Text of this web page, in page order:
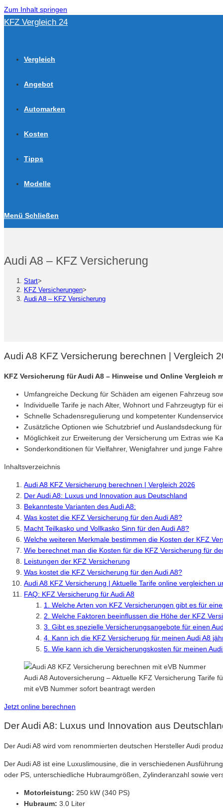
Zum Inhalt springen
KFZ Vergleich 24
Vergleich
Angebot
Automarken
Kosten
Tipps
Modelle
Menü Schließen
Audi A8 – KFZ Versicherung
Start>
KFZ Versicherungen>
Audi A8 – KFZ Versicherung
Audi A8 KFZ Versicherung berechnen | Vergleich
KFZ Versicherung für Audi A8 – Hinweise und Online Vergleich
Umfangreiche Deckung für Schäden am eigenen Fahrzeug
Individuelle Tarife je nach Alter, Wohnort und Fahrzeugtyp für
Schnelle Schadensregulierung und kompetenter
Zusätzliche Optionen wie Schutzbrief und Auslandsdeckung
Möglichkeit zur Erweiterung der Versicherung um Extras wie
Sonderkonditionen für Vielfahrer, Wenigfahrer und junge
Inhaltsverzeichnis
Audi A8 KFZ Versicherung berechnen | Vergleich 2026
Der Audi A8: Luxus und Innovation aus Deutschland
Bekannteste Varianten des Audi A8:
Was kostet die KFZ Versicherung für den Audi A8?
Macht Teilkasko und Vollkasko Sinn für den Audi A8?
Welche weiteren Merkmale bestimmen die Kosten der KFZ
Wie berechnet man die Kosten für die KFZ Versicherung für
Leistungen der KFZ Versicherung
Was kostet die KFZ Versicherung für den Audi A8?
Audi A8 KFZ Versicherung | Aktuelle Tarife online vergleichen
FAQ: KFZ Versicherung für Audi A8
1. Welche Arten von KFZ Versicherungen gibt es für
2. Welche Faktoren beeinflussen die Höhe der KFZ
3. Gibt es spezielle Versicherungsangebote für einen
4. Kann ich die KFZ Versicherung für meinen Audi A8
5. Wie kann ich die Versicherungskosten für meinen
Audi A8 Autoversicherung – Aktuelle KFZ Versicherung Tarife
mit eVB Nummer sofort beantragt werden
Jetzt online berechnen
Der Audi A8: Luxus und Innovation aus
Der Audi A8 wird vom renommierten deutschen Hersteller Audi
Der Audi A8 ist eine Luxuslimousine, die in verschiedenen
oder PS, unterschiedliche Hubraumgrößen, Zylinderanzahl sowie
Motorleistung: 250 kW (340 PS)
Hubraum: 3.0 Liter